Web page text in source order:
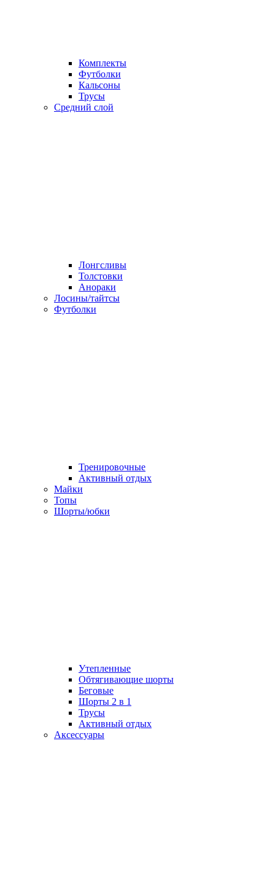
Комплекты
Футболки
Кальсоны
Трусы
Средний слой
Лонгсливы
Толстовки
Анораки
Лосины/тайтсы
Футболки
Тренировочные
Активный отдых
Майки
Топы
Шорты/юбки
Утепленные
Обтягивающие шорты
Беговые
Шорты 2 в 1
Трусы
Активный отдых
Аксессуары